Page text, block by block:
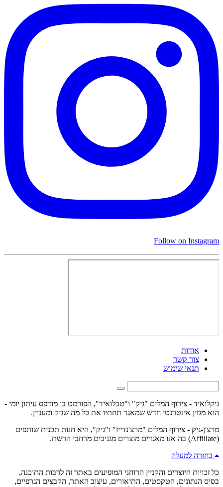
Follow on Instagram
אודות
צור קשר
תנאי שימוש
גיקלואיד - צירוף המלים "גיק" ו"טבלואיד", הפורמט בו מודפס עיתון יומי -
הוא מגזין אינטרנטי חדש שמאגד תחתיו את כל מה שגיק ומעניין.
מרצ'ן-גיק - צירוף המלים "מרצ'נדייז" ו"גיק", היא חנות תכנית שותפים
(Affiliate) בה אנו מאגדים מוצרים מגניבים מרחבי הרשת.
בחזרה למעלה
כל זכויות היוצרים והקניין הרוחני המופיעים באתר זה לרבות התוכנה,
בסיס הנתונים, הטקסטים, התיאורים, עיצוב האתר, הקבצים הגרפיים,